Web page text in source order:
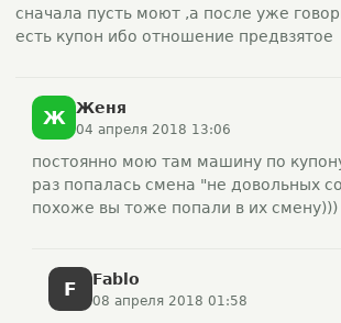
сначала пусть моют ,а после уже
есть купон ибо отношение предвзятое
Ж Женя
04 апреля 2018 13:06
постоянно мою там машину по
раз попалась смена "не довольных
похоже вы тоже попали в их смену)))
F Fablo
08 апреля 2018 01:58